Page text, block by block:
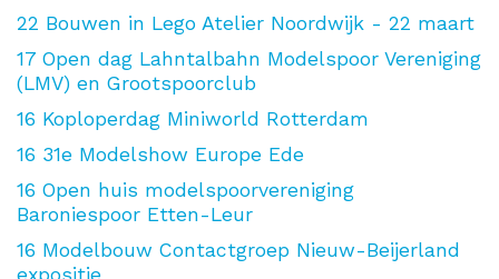
22 Bouwen in Lego Atelier Noordwijk - 22 maart
17 Open dag Lahntalbahn Modelspoor Vereniging
(LMV) en Grootspoorclub
16 Koploperdag Miniworld Rotterdam
16 31e Modelshow Europe Ede
16 Open huis modelspoorvereniging
Baroniespoor Etten-Leur
16 Modelbouw Contactgroep Nieuw-Beijerland
expositie